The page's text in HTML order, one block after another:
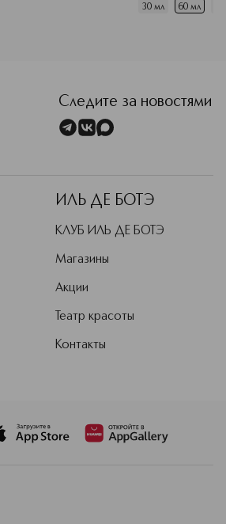
30 мл 60 мл
Следите за новостями
ИЛЬ ДЕ БОТЭ
КЛУБ ИЛЬ ДЕ БОТЭ
Магазины
Акции
Театр красоты
Контакты